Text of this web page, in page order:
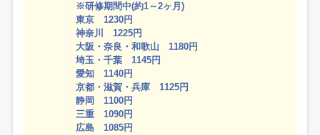
※研修期間中(約1～2ヶ月)
東京 1230円
神奈川 1225円
大阪・奈良・和歌山 1180円
埼玉・千葉 1145円
愛知 1140円
京都・滋賀・兵庫 1125円
静岡 1100円
三重 1090円
広島 1085円